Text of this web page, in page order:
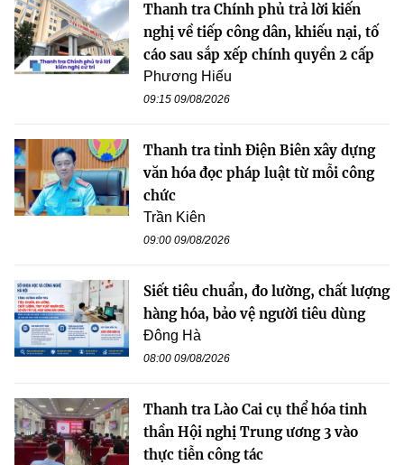
Thanh tra Chính phủ trả lời kiến
nghị về tiếp công dân, khiếu nại, tố
cáo sau sắp xếp chính quyền 2 cấp
Phương Hiếu
09:15 09/08/2026
Thanh tra tỉnh Điện Biên xây dựng
văn hóa đọc pháp luật từ mỗi công
chức
Trần Kiên
09:00 09/08/2026
Siết tiêu chuẩn, đo lường, chất lượng
hàng hóa, bảo vệ người tiêu dùng
Đông Hà
08:00 09/08/2026
Thanh tra Lào Cai cụ thể hóa tinh
thần Hội nghị Trung ương 3 vào
thực tiễn công tác